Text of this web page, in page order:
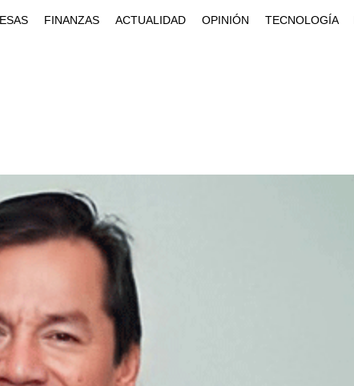
FINANZAS ACTUALIDAD OPINIÓN TECNOLOGÍA